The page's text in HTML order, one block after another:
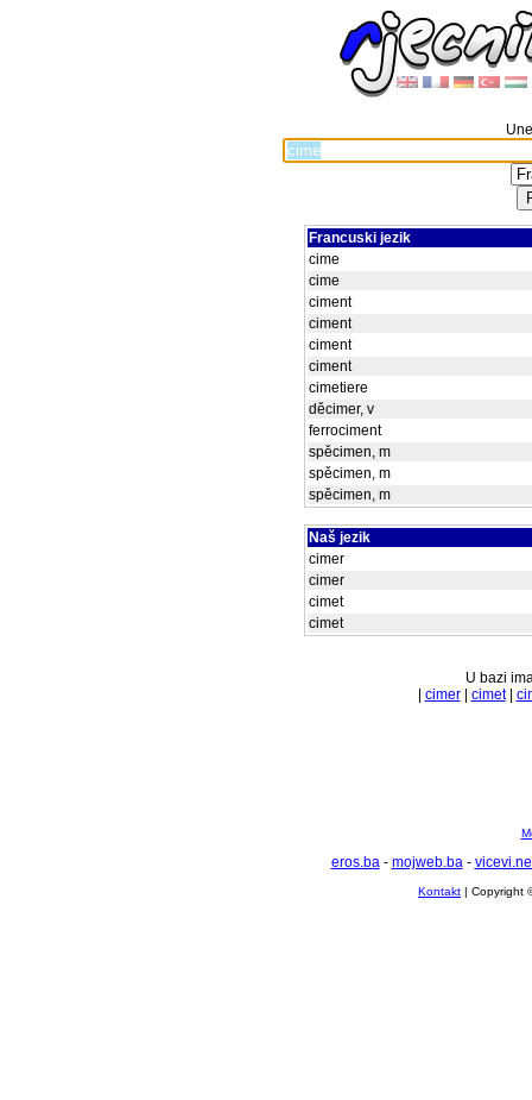
Francuski jezik
cime
cime
ciment
ciment
ciment
ciment
cimetiere
děcimer, v
ferrociment
spěcimen, m
spěcimen, m
spěcimen, m
Naš jezik
cimer
cimer
cimet
cimet
U bazi
cimer| cimet|
eros.ba- mojweb.ba-
Kontakt | Copyright